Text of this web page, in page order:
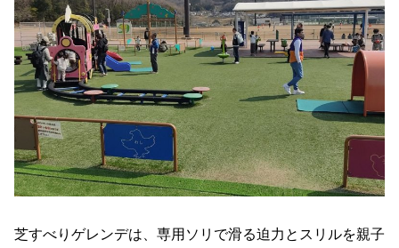
芝すべりゲレンデは、専用ソリで滑る迫力とスリルを親子